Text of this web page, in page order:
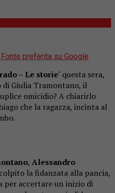
Fonte preferita su Google
– Le storie‘ questa sera,
di Giulia Tramontano, il
omicidio? A chiarirlo
che la ragazza, incinta al
, Alessandro
la fidanzata alla pancia,
per accertare un inizio di